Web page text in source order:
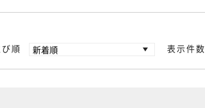
び順 表示件数